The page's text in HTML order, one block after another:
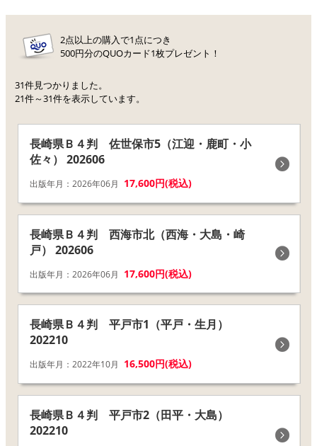
2点以上の購入で1点につき
500円分のQUOカード1枚プレゼント！
31件見つかりました。
21件～31件を表示しています。
長崎県Ｂ４判 佐世保市5（江迎・鹿町・小
佐々） 202606
出版年月：2026年06月 17,600円(税込)
長崎県Ｂ４判 西海市北（西海・大島・崎
戸） 202606
出版年月：2026年06月 17,600円(税込)
長崎県Ｂ４判 平戸市1（平戸・生月）
202210
出版年月：2022年10月 16,500円(税込)
長崎県Ｂ４判 平戸市2（田平・大島）
202210